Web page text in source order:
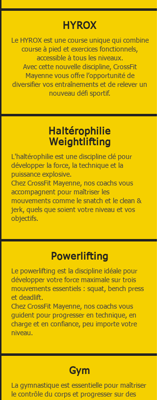
HYROX
Le HYROX est une course unique qui combine
course à pied et exercices fonctionnels,
accessible à tous les niveaux.
Avec cette nouvelle discipline, CrossFit
Mayenne vous offre l’opportunité de
diversifier vos entraînements et de relever un
nouveau défi sportif.
Haltérophilie
Weightlifting
L'haltérophilie est une discipline clé pour
développer la force, la technique et la
puissance explosive.
Chez CrossFit Mayenne, nos coachs vous
accompagnent pour maîtriser les
mouvements comme le snatch et le clean &
jerk, quels que soient votre niveau et vos
objectifs.
Powerlifting
Le powerlifting est la discipline idéale pour
développer votre force maximale sur trois
mouvements essentiels : squat, bench press
et deadlift.
Chez CrossFit Mayenne, nos coachs vous
guident pour progresser en technique, en
charge et en confiance, peu importe votre
niveau.
Gym
La gymnastique est essentielle pour maîtriser
le contrôle du corps et progresser sur des